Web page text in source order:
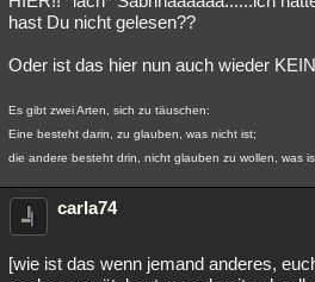
hast Du nicht gelesen??
Oder ist das hier nun auch wieder
Es gibt zwei Arten, sich zu täuschen:
Eine besteht darin, zu glauben, was nicht ist;
die andere besteht drin, nicht glauben zu wollen, was
carla74
[wie ist das wenn jemand anderes,